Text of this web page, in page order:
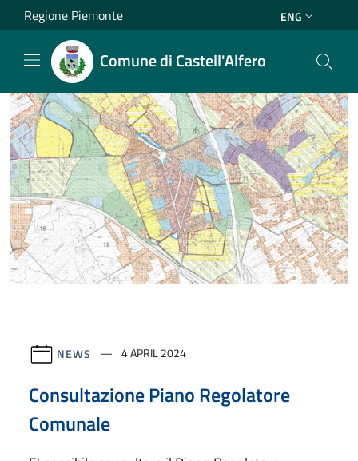
Salta al contenuto principale
Regione Piemonte ENG
Comune di Castell'Alfero
NEWS 4 APRIL 2024
Consultazione Piano Regolatore
Comunale